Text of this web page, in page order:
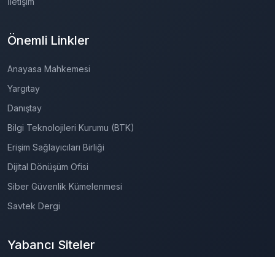
Önemli Linkler
Anayasa Mahkemesi
Yargıtay
Danıştay
Bilgi Teknolojileri Kurumu (BTK)
Erişim Sağlayıcıları Birliği
Dijital Dönüşüm Ofisi
Siber Güvenlik Kümelenmesi
Savtek Dergi
Yabancı Siteler